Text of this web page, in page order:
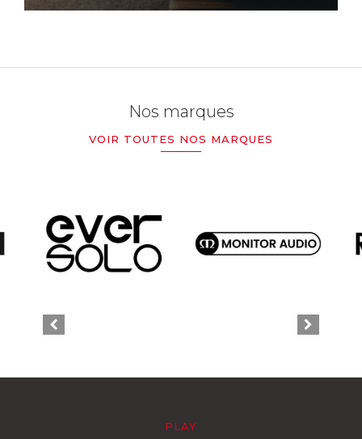
Nos marques
VOIR TOUTES NOS MARQUES
PLAY